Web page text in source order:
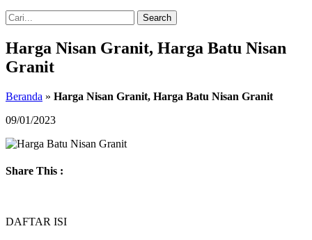
Search
Harga Nisan Granit, Harga Batu Nisan
Granit
Beranda » Harga Nisan Granit, Harga Batu Nisan Granit
09/01/2023
Share This :
DAFTAR ISI